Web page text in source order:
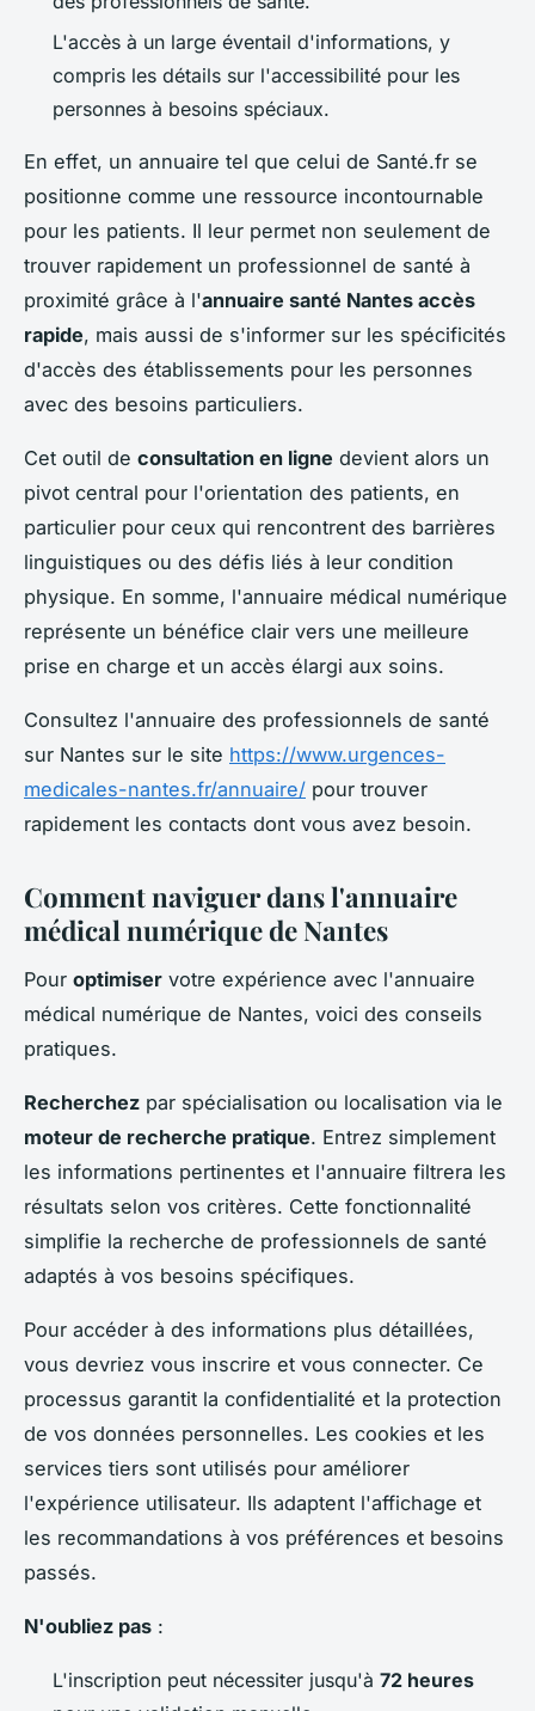
L'accès à un large éventail d'informations, y
compris les détails sur l'accessibilité pour les
personnes à besoins spéciaux.
En effet, un annuaire tel que celui de Santé.fr se
positionne comme une ressource incontournable
pour les patients. Il leur permet non seulement de
trouver rapidement un professionnel de santé à
proximité grâce à l'annuaire santé Nantes accès
rapide, mais aussi de s'informer sur les spécificités
d'accès des établissements pour les personnes
avec des besoins particuliers.
Cet outil de consultation en ligne devient alors un
pivot central pour l'orientation des patients, en
particulier pour ceux qui rencontrent des barrières
linguistiques ou des défis liés à leur condition
physique. En somme, l'annuaire médical numérique
représente un bénéfice clair vers une meilleure
prise en charge et un accès élargi aux soins.
Consultez l'annuaire des professionnels de santé
sur Nantes sur le site https://www.urgences-
medicales-nantes.fr/annuaire/ pour trouver
rapidement les contacts dont vous avez besoin.
Comment naviguer dans l'annuaire
médical numérique de Nantes
Pour optimiser votre expérience avec l'annuaire
médical numérique de Nantes, voici des conseils
pratiques.
Recherchez par spécialisation ou localisation via le
moteur de recherche pratique. Entrez simplement
les informations pertinentes et l'annuaire filtrera les
résultats selon vos critères. Cette fonctionnalité
simplifie la recherche de professionnels de santé
adaptés à vos besoins spécifiques.
Pour accéder à des informations plus détaillées,
vous devriez vous inscrire et vous connecter. Ce
processus garantit la confidentialité et la protection
de vos données personnelles. Les cookies et les
services tiers sont utilisés pour améliorer
l'expérience utilisateur. Ils adaptent l'affichage et
les recommandations à vos préférences et besoins
passés.
N'oubliez pas :
L'inscription peut nécessiter jusqu'à 72 heures